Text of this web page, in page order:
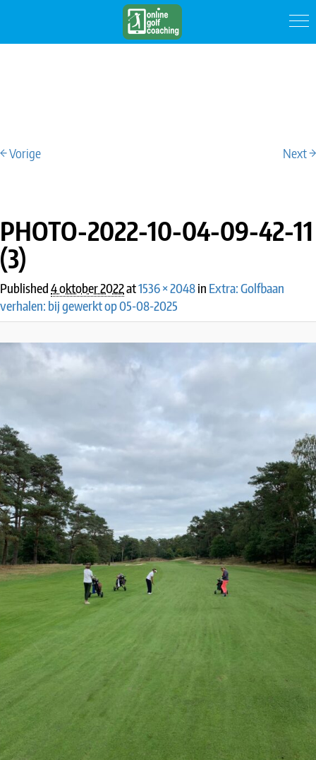
IMAGE NAVIGATION
← Vorige Next →
PHOTO-2022-10-04-09-42-11
(3)
Published4 oktober 2022at1536 × 2048in Extra: Golfbaan
verhalen: bij gewerkt op 05-08-2025